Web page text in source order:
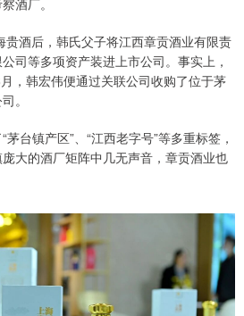
酒厂。
酒后，韩氏父子将江西章贡酒业有限责
司等多项资产装进上市公司。事实上，
，韩宏伟便通过关联公司收购了位于茅
。
台镇产区”、“江西老字号”等多重标签，
大的酒厂矩阵中几无声音，章贡酒业也